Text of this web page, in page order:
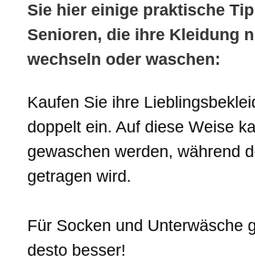
Sie hier einige praktische
Senioren, die ihre Kleidung
wechseln oder waschen:
Kaufen Sie ihre
doppelt ein. Auf diese Weise
gewaschen werden, während
getragen wird.
Für Socken und Unterwäsche
desto besser!